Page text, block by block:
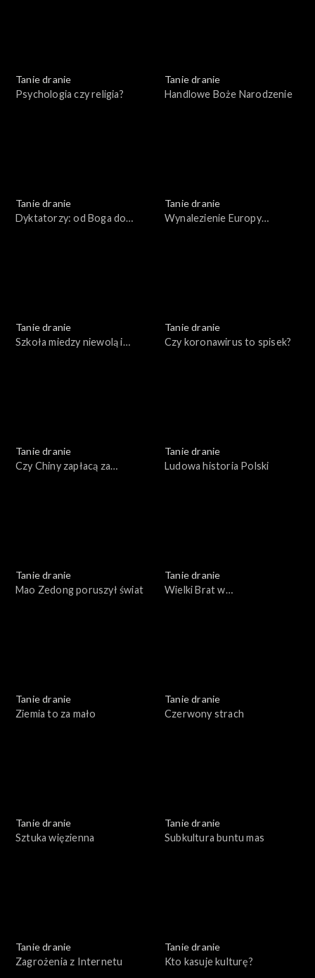
Tanie dranie
Psychologia czy religia?
Tanie dranie
Handlowe Boże Narodzenie
Tanie dranie
Dyktatorzy: od Boga do
Tanie dranie
Wynalezienie Europy
Tanie dranie
Szkoła miedzy niewolą i
Tanie dranie
Czy koronawirus to spisek?
Tanie dranie
Czy Chiny zapłacą za
Tanie dranie
Ludowa historia Polski
Tanie dranie
Mao Zedong poruszył świat
Tanie dranie
Wielki Brat w
Tanie dranie
Ziemia to za mało
Tanie dranie
Czerwony strach
Tanie dranie
Sztuka więzienna
Tanie dranie
Subkultura buntu mas
Tanie dranie
Zagrożenia z Internetu
Tanie dranie
Kto kasuje kulturę?